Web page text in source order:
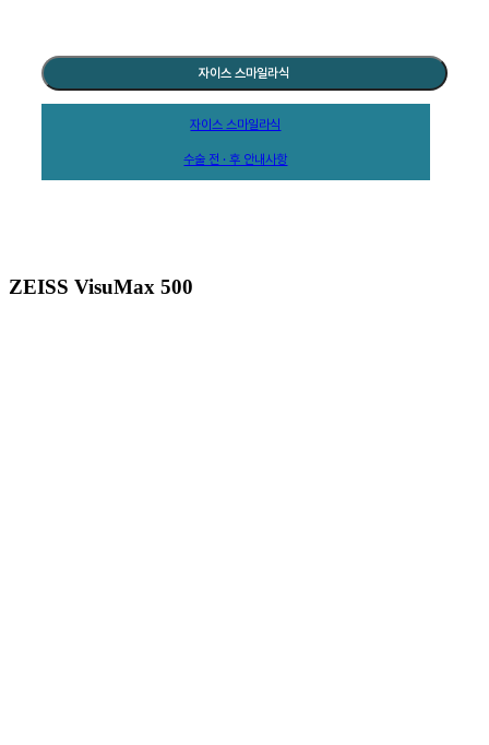
자이스 스마일라식
자이스 스마일라식
수술 전 · 후 안내사항
ZEISS VisuMax 500